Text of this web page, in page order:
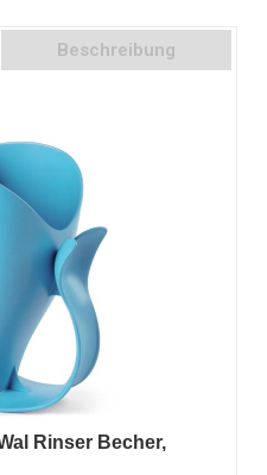
Beschreibung
Rinser Becher,